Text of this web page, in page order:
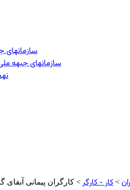
- سازمانهای
- سازمانهای جبهه
-
> کار - کارگر > کارگران پیمانی